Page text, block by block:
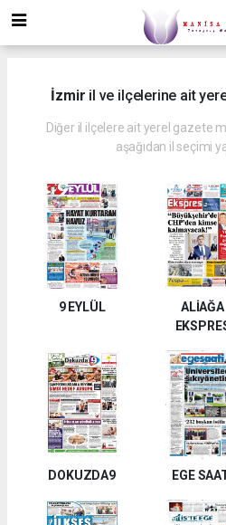
İzmir il ve ilçelerine ait
Diğer il ilçelere ait yerel gazete
aşağıdan il seçimi
9 EYLÜL
ALİAĞA
DOKUZDA9 EGE